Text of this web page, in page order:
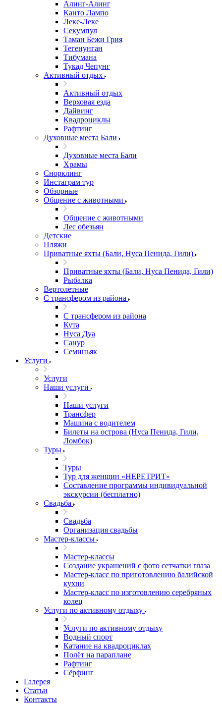
Алинг-Алинг
Канто Лампо
Леке-Леке
Секумпул
Таман Бежи Грия
Тегенунган
Тибумана
Тукад Чепунг
Активный отдых
Активный отдых
Верховая езда
Дайвинг
Квадроциклы
Рафтинг
Духовные места Бали
Духовные места Бали
Храмы
Снорклинг
Инстаграм тур
Обзорные
Общение с животными
Общение с животными
Лес обезьян
Детские
Пляжи
Приватные яхты (Бали, Нуса Пенида, Гили)
Приватные яхты (Бали, Нуса Пенида, Гили)
Рыбалка
Вертолетные
С трансфером из района
С трансфером из района
Кута
Нуса Дуа
Санур
Семиньяк
Услуги
Услуги
Наши услуги
Наши услуги
Трансфер
Машина с водителем
Билеты на острова (Нуса Пенида, Гили,
Ломбок)
Туры
Туры
Тур для женщин «НЕРЕТРИТ»
Составление программы индивидуальной
экскурсии (бесплатно)
Свадьба
Свадьба
Организация свадьбы
Мастер-классы
Мастер-классы
Создание украшений с фото сетчатки глаза
Мастер-класс по приготовлению балийской
кухни
Мастер-класс по изготовлению серебряных
колец
Услуги по активному отдыху
Услуги по активному отдыху
Водный спорт
Катание на квадроциклах
Полёт на параплане
Рафтинг
Сёрфинг
Галерея
Статьи
Контакты